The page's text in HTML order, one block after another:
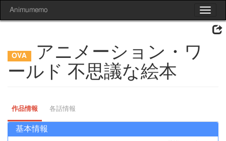
Toggle
Animumemo
アニメーション・ワ
ールド 不思議な絵本
作品情報 各話情報
基本情報